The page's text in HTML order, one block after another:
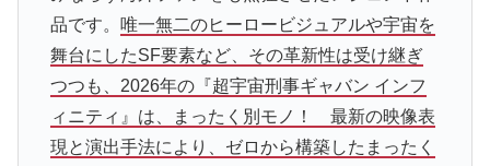
品です。 唯一無二のヒーロービジュアルや宇宙を
舞台にしたSF要素など、その革新性は受け継ぎ
つつも、2026年の『超宇宙刑事ギャバン インフ
ィニティ』は、まったく別モノ！ 最新の映像表
現と演出手法により、ゼロから構築したまったく